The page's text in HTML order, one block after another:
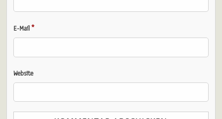
E-Mail *
Website